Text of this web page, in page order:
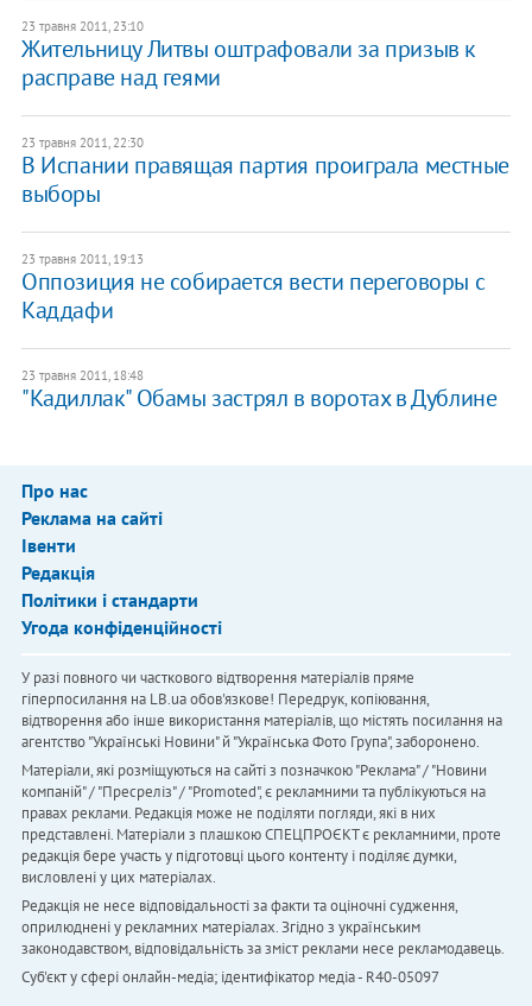
23 травня 2011, 23:10
Жительницу Литвы оштрафовали за призыв к
расправе над геями
23 травня 2011, 22:30
В Испании правящая партия проиграла местные
выборы
23 травня 2011, 19:13
Оппозиция не собирается вести переговоры с
Каддафи
23 травня 2011, 18:48
"Кадиллак" Обамы застрял в воротах в Дублине
Про нас
Реклама на сайті
Івенти
Редакція
Політики і стандарти
Угода конфіденційності
У разі повного чи часткового відтворення матеріалів пряме
гіперпосилання на LB.ua обов'язкове! Передрук, копіювання,
відтворення або інше використання матеріалів, що містять посилання на
агентство "Українськi Новини" й "Українська Фото Група", заборонено.
Матеріали, які розміщуються на сайті з позначкою "Реклама" / "Новини
компаній" / "Пресреліз" / "Promoted", є рекламними та публікуються на
правах реклами. Редакція може не поділяти погляди, які в них
представлені. Матеріали з плашкою СПЕЦПРОЄКТ є рекламними, проте
редакція бере участь у підготовці цього контенту і поділяє думки,
висловлені у цих матеріалах.
Редакція не несе відповідальності за факти та оціночні судження,
оприлюднені у рекламних матеріалах. Згідно з українським
законодавством, відповідальність за зміст реклами несе рекламодавець.
Cуб'єкт у сфері онлайн-медіа; ідентифікатор медіа - R40-05097